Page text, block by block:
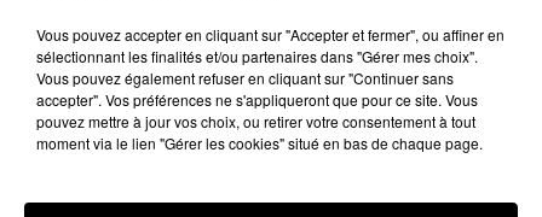
16 août 2024 - 1 min 19 sec
L'AGENDA DU GERS DU 16/08/2024 À 07H48
Vous pouvez accepter en cliquant sur "Accepter et fermer", ou affiner en
sélectionnant les finalités et/ou partenaires dans "Gérer mes choix".
Vous pouvez également refuser en cliquant sur "Continuer sans
accepter". Vos préférences ne s'appliqueront que pour ce site. Vous
pouvez mettre à jour vos choix, ou retirer votre consentement à tout
moment via le lien "Gérer les cookies" situé en bas de chaque page.